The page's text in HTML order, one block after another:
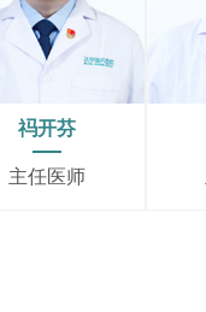
祃开芬
主任医师